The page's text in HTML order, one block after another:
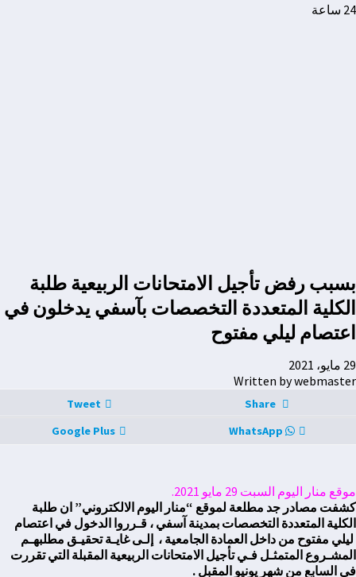
24 ساعة
بسبب رفض تأجيل الامتحانات الربيعية طلبة
الكلية المتعددة التخصصات بآسفي يدخلون في
اعتصام ليلي مفتوح
29 مايو، 2021
Written by webmaster
Share
Tweet
WhatsApp
Google Plus
موقع منار اليوم السبت 29 مايو 2021.
كشفت مصادر جد مطلعة لموقع “منار اليوم الالكتروني” ان طلبة
الكلية المتعددة التخصصات بمدينة آسفي ، قـرروا الدخول في اعتصام
ليلي مفتوح من داخل العمادة الجامعية ، إلـى غايـة تحقيـق مطلبهـم
المشـروع المتمثـل فـي تأجيل الامتحانات الربيعية المقبلة التي تقررت
في السابع من شهر يونيو المقبل .